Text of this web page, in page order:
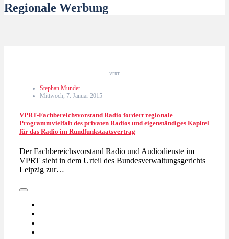
Regionale Werbung
VPRT
Stephan Munder
Mittwoch, 7. Januar 2015
VPRT-Fachbereichsvorstand Radio fordert regionale
Programmvielfalt des privaten Radios und eigenständiges Kapitel
für das Radio im Rundfunkstaatsvertrag
Der Fachbereichsvorstand Radio und Audiodienste im
VPRT sieht in dem Urteil des Bundesverwaltungsgerichts
Leipzig zur…